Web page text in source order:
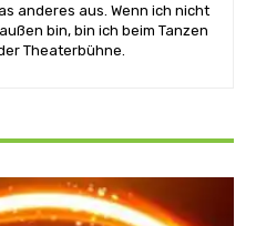
anderes aus. Wenn ich nicht
bin, bin ich beim Tanzen
Theaterbühne.